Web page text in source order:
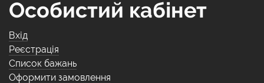
Особистий кабінет
Вхід
Реєстрація
Список бажань
Оформити замовлення